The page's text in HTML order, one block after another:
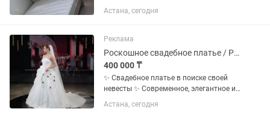
Астана, сегодня
Реклама
Роскошное свадебное платье / Размер S / После химчистки
400 000 ₸
✨ Свадебное платье в поиске своей
невесты ✨ Современное, элегантное и
невероятно красивое свадебное
платье с изящным шлейфом.
Астана, сегодня